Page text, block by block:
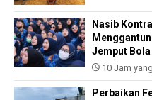
Nasib
Jemput Bola
10 Jam
Perbaikan